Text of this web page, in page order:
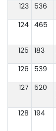
123
536
124
465
125
183
126
539
127
520
128
194